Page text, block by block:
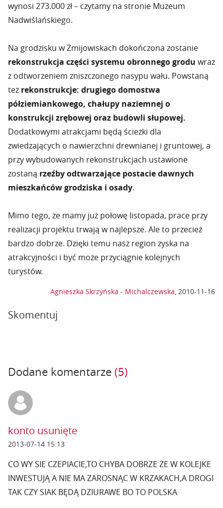
wynosi 273.000 zł – czytamy na stronie Muzeum
Nadwiślańskiego.
Na grodzisku w Żmijowiskach dokończona zostanie
rekonstrukcja części systemu obronnego grodu wraz
z odtworzeniem zniszczonego nasypu wału. Powstaną
też rekonstrukcje: drugiego domostwa
półziemiankowego, chałupy naziemnej o
konstrukcji zrębowej oraz budowli słupowej.
Dodatkowymi atrakcjami będą ścieżki dla
zwiedzających o nawierzchni drewnianej i gruntowej, a
przy wybudowanych rekonstrukcjach ustawione
zostaną rzeźby odtwarzające postacie dawnych
mieszkańców grodziska i osady.
Mimo tego, że mamy już połowę listopada, prace przy
realizacji projektu trwają w najlepsze. Ale to przecież
bardzo dobrze. Dzięki temu nasz region zyska na
atrakcyjności i być może przyciągnie kolejnych
turystów.
Agnieszka Skrzyńska - Michalczewska, 2010-11-16
Skomentuj
Dodane komentarze (5)
konto usunięte
2013-07-14 15:13
CO WY SIE CZEPIACIE,TO CHYBA DOBRZE ŻE W KOLEJKE
INWESTUJĄ A NIE MA ZAROSNĄC W KRZAKACH,A DROGI
TAK CZY SIAK BĘDĄ DZIURAWE BO TO POLSKA